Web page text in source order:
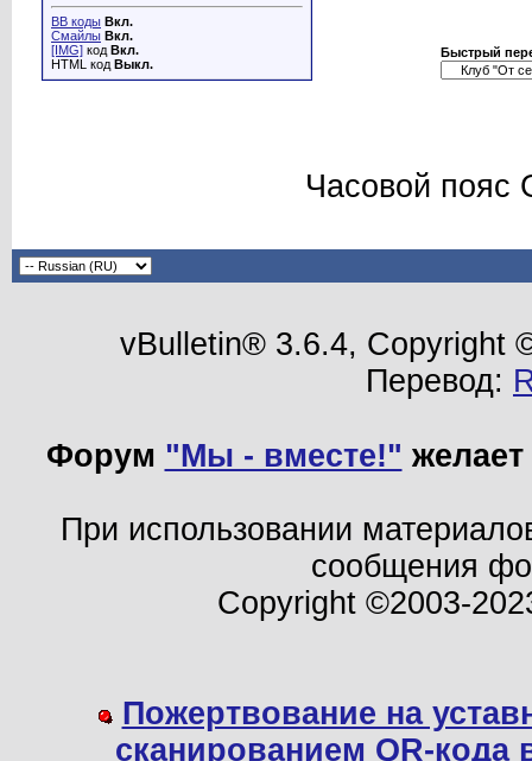
BB коды Вкл.
Смайлы Вкл.
[IMG] код Вкл.
HTML код Выкл.
Быстрый
Часовой пояс
vBulletin® 3.6.4, Copyright
Перевод:
Форум "Мы - вместе!"
При использовании
сообщения
Copyright ©2003-
Пожертвование на
сканированием QR-